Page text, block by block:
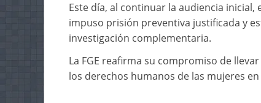
Este día, al continuar la audiencia
impuso prisión preventiva justificada y
investigación complementaria.
La FGE reafirma su compromiso de
los derechos humanos de las mujeres